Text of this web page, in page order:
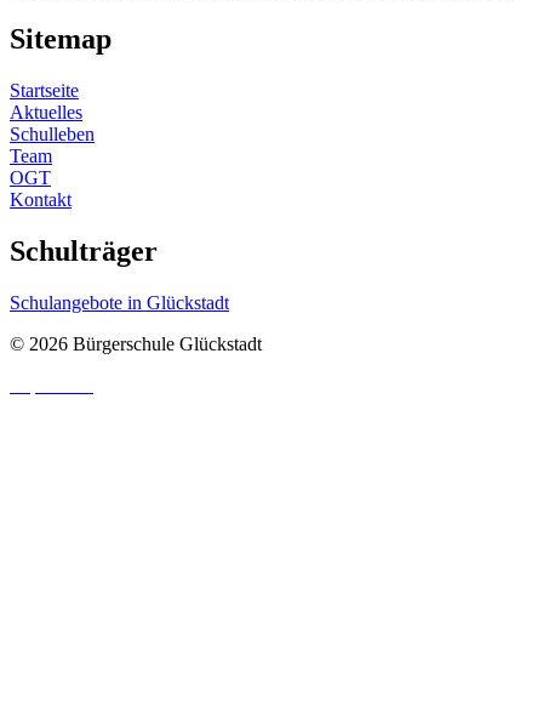
Sitemap
Startseite
Aktuelles
Schulleben
Team
OGT
Kontakt
Schulträger
Schulangebote in Glückstadt
© 2026 Bürgerschule Glückstadt